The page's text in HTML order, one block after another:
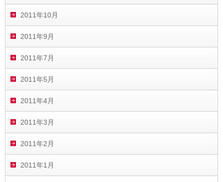
2011年10月
2011年9月
2011年7月
2011年5月
2011年4月
2011年3月
2011年2月
2011年1月